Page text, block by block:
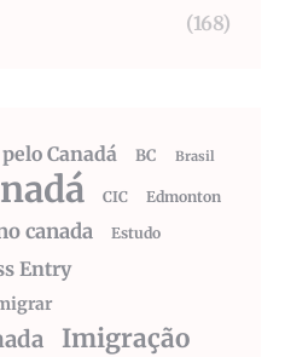
(168)
Canadá BC Brasil
CIC
Edmonton
canada Estudo
Entry
Imigração